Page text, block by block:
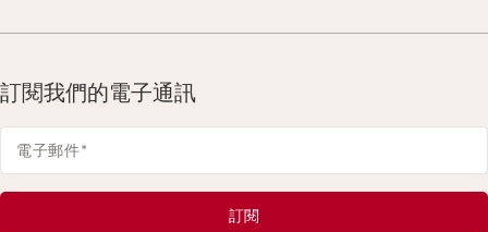
訂閱我們的電子通訊
電子郵件*
訂閱